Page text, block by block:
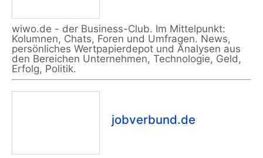
wiwo.de - der Business-Club. Im Mittelpunkt:
Kolumnen, Chats, Foren und Umfragen. News,
persönliches Wertpapierdepot und Analysen aus
den Bereichen Unternehmen, Technologie, Geld,
Erfolg, Politik.
jobverbund.de